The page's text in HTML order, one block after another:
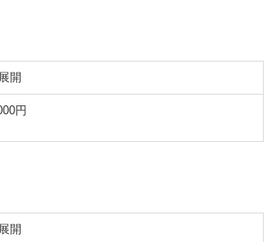
開
円
開